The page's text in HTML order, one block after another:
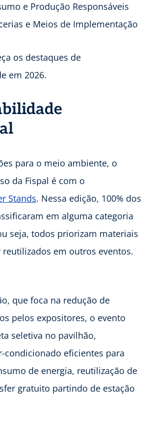
e Produção Responsáveis
e Meios de Implementação
os destaques de
em 2026.
para o meio ambiente, o
da Fispal é com o
Stands. Nessa edição, 100% dos
em alguma categoria
seja, todos priorizam materiais
em outros eventos.
que foca na redução de
pelos expositores, o evento
seletiva no pavilhão,
condicionado eficientes para
de energia, reutilização de
gratuito partindo de estação